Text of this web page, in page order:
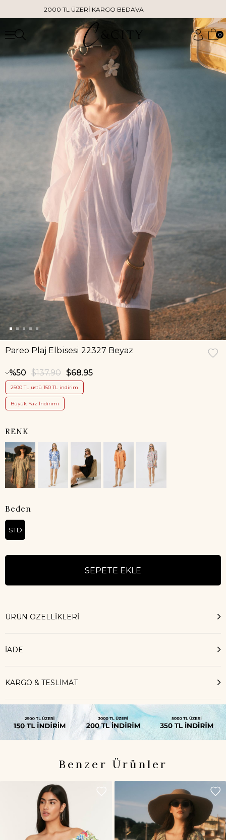
2000 TL ÜZERİ KARGO BEDAVA
0
Pareo Plaj Elbisesi 22327 Beyaz
50 $137.90 $68.95
2500 TL üstü 150 TL indirim
Büyük Yaz İndirimi
RENK
Beden
STD
ÜRÜN ÖZELLIKLERI
İADE
KARGO & TESLİMAT
Benzer Ürünler